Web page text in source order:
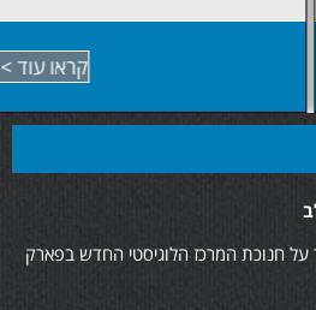
חנוכת המרכז הלוגיסטי החדש בפארק